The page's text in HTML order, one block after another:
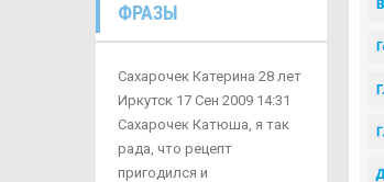
ФРАЗЫ
Сахарочек Катерина 28 лет
Иркутск 17 Сен 2009 14:31
Сахарочек Катюша, я так
рада, что рецепт
пригодился и